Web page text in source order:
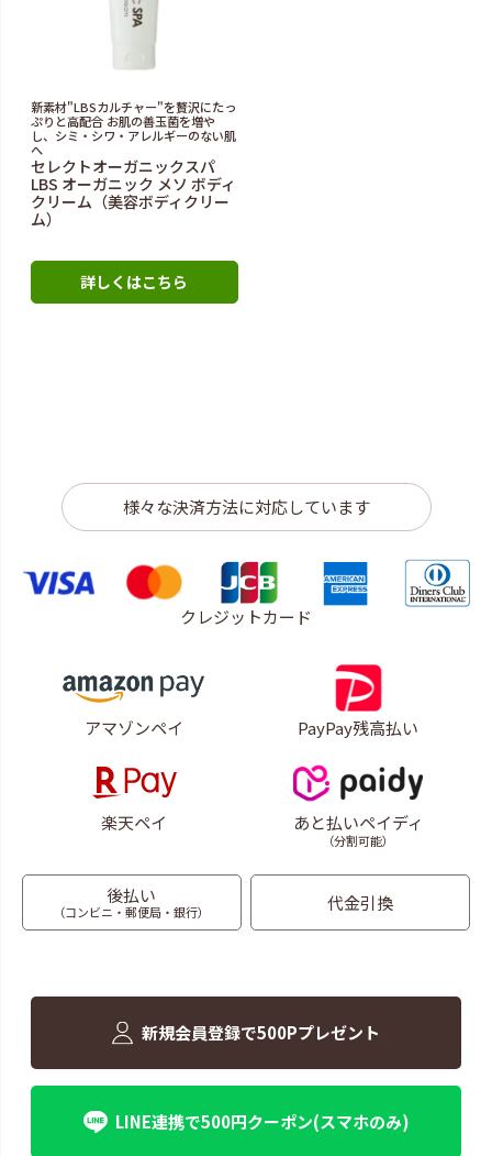
新素材"LBSカルチャー"を贅沢にたっ
ぷりと高配合 お肌の善玉菌を増や
し、シミ・シワ・アレルギーのない肌
へ
セレクトオーガニックスパ
LBS オーガニック メソ ボディ
クリーム（美容ボディクリー
ム）
詳しくはこちら
様々な決済方法に対応しています
クレジットカード
アマゾンペイ PayPay残高払い
楽天ペイ あと払いペイディ
（分割可能）
後払い
（コンビニ・郵便局・銀行） 代金引換
新規会員登録で500Pプレゼント
LINE連携で500円クーポン(スマホのみ)